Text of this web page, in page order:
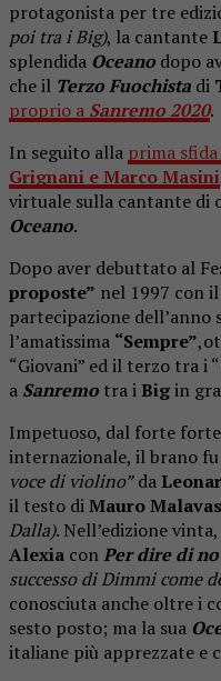
protagonista per tre
poi tra i Big), la cantante
splendida Oceano dopo
che il Terzo Fuochista di
proprio a Sanremo 2020.
In seguito alla prima
Grignani e Marco Masini
virtuale sulla cantante di
Oceano.
Dopo aver debuttato al
proposte” nel 1997 con
partecipazione dell’anno
l’amatissima “Sempre”
“Giovani” ed il terzo tra i
a Sanremo tra i Bigin
Impetuoso, dal forte
internazionale, il brano
voce di violino”da
il testo diMauro
Dalla). Nell’edizione
Alexia conPer dire di no
successo di Dimmi come
conosciuta anche oltre i
sesto posto; ma la sua
italiane più apprezzate e